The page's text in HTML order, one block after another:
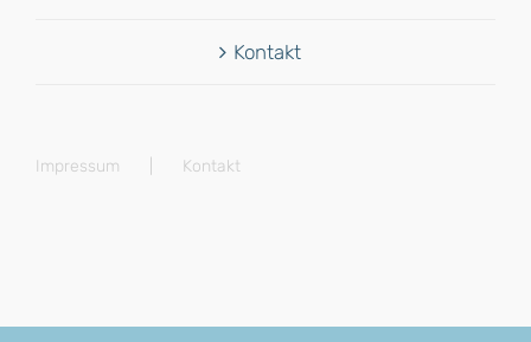
Kontakt
Impressum Kontakt